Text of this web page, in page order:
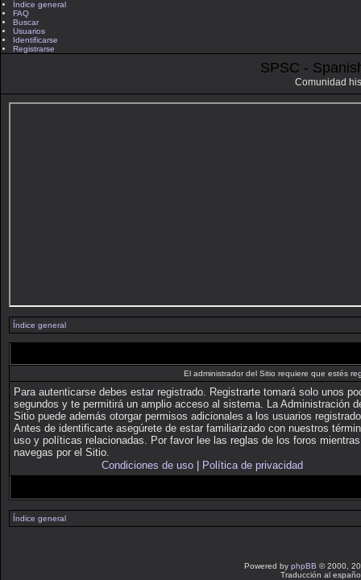
Índice general
FAQ
Buscar
Usuarios
Identificarse
Registrarse
SPSC -
Comunidad
Índice general
El administrador del Sitio requiere que estés
Para autenticarse debes estar registrado. Registrarte tomará solo unos
segundos y te permitirá un amplio acceso al sistema. La Administración
Sitio puede además otorgar permisos adicionales a los usuarios
Antes de identificarte asegúrete de estar familiarizado con nuestros
uso y políticas relacionadas. Por favor lee las reglas de los foros mientras
navegas por el Sitio.
Condiciones de uso| Política de privacidad
Índice general
Powered by phpBB © 2000,
Traducción al